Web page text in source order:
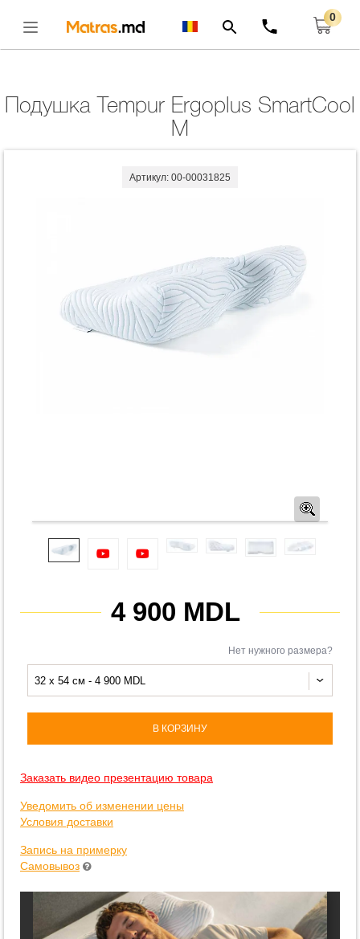
0
M
Артикул: 00-00031825
4 900 MDL
Нет нужного размера?
32 x 54 см - 4 900 MDL
В КОРЗИНУ
Заказать видео презентацию товара
Уведомить об изменении цены
Условия доставки
Запись на примерку
Самовывоз
PDF не отобразился? Возможно, стоит попробовать черные
чернила.Может, попробуете